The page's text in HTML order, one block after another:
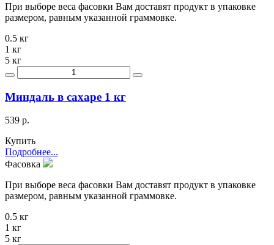
При выборе веса фасовки Вам доставят продукт в упаковке
размером, равным указанной граммовке.
0.5 кг
1 кг
5 кг
Миндаль в сахаре 1 кг
539 р.
Купить
Подробнее...
Фасовка
При выборе веса фасовки Вам доставят продукт в упаковке
размером, равным указанной граммовке.
0.5 кг
1 кг
5 кг